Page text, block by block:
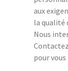
aux
la qualité
Nous
pour